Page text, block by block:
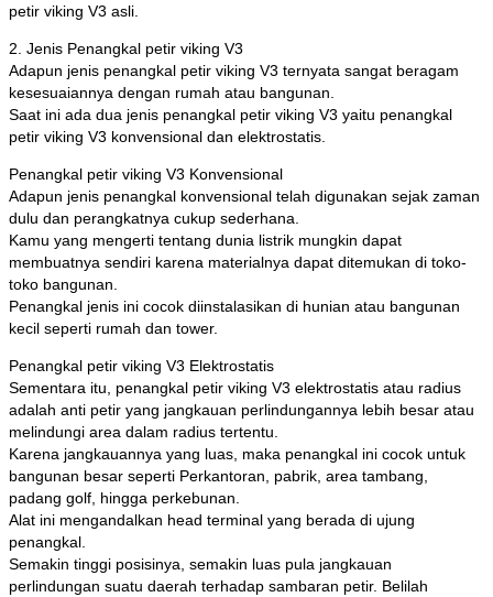
petir viking V3 asli.
2. Jenis Penangkal petir viking V3
Adapun jenis penangkal petir viking V3 ternyata sangat beragam
kesesuaiannya dengan rumah atau bangunan.
Saat ini ada dua jenis penangkal petir viking V3 yaitu penangkal
petir viking V3 konvensional dan elektrostatis.
Penangkal petir viking V3 Konvensional
Adapun jenis penangkal konvensional telah digunakan sejak zaman
dulu dan perangkatnya cukup sederhana.
Kamu yang mengerti tentang dunia listrik mungkin dapat
membuatnya sendiri karena materialnya dapat ditemukan di toko-
toko bangunan.
Penangkal jenis ini cocok diinstalasikan di hunian atau bangunan
kecil seperti rumah dan tower.
Penangkal petir viking V3 Elektrostatis
Sementara itu, penangkal petir viking V3 elektrostatis atau radius
adalah anti petir yang jangkauan perlindungannya lebih besar atau
melindungi area dalam radius tertentu.
Karena jangkauannya yang luas, maka penangkal ini cocok untuk
bangunan besar seperti Perkantoran, pabrik, area tambang,
padang golf, hingga perkebunan.
Alat ini mengandalkan head terminal yang berada di ujung
penangkal.
Semakin tinggi posisinya, semakin luas pula jangkauan
perlindungan suatu daerah terhadap sambaran petir. Belilah